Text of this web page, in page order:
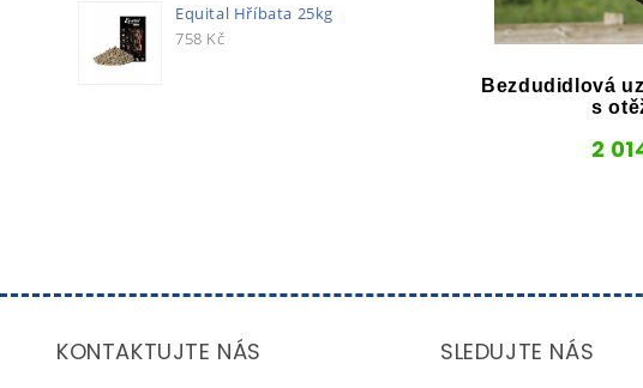
Bezdudidlová
s
2
Equital Hříbata 25kg
758 Kč
KONTAKTUJTE NÁS SLEDUJTE NÁS